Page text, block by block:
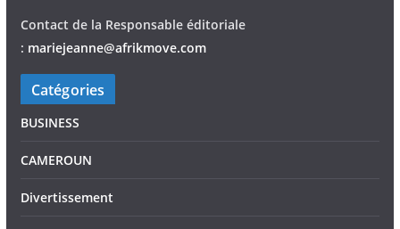
Contact de la Responsable éditoriale
: mariejeanne@afrikmove.com
Catégories
BUSINESS
CAMEROUN
Divertissement